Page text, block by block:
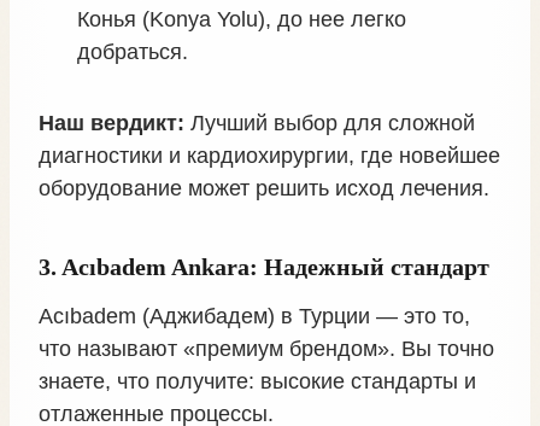
Конья (Konya Yolu), до нее легко
добраться.
Наш вердикт: Лучший выбор для сложной
диагностики и кардиохирургии, где новейшее
оборудование может решить исход лечения.
3. Acıbadem Ankara: Надежный стандарт
Acıbadem (Аджибадем) в Турции — это то,
что называют «премиум брендом». Вы точно
знаете, что получите: высокие стандарты и
отлаженные процессы.